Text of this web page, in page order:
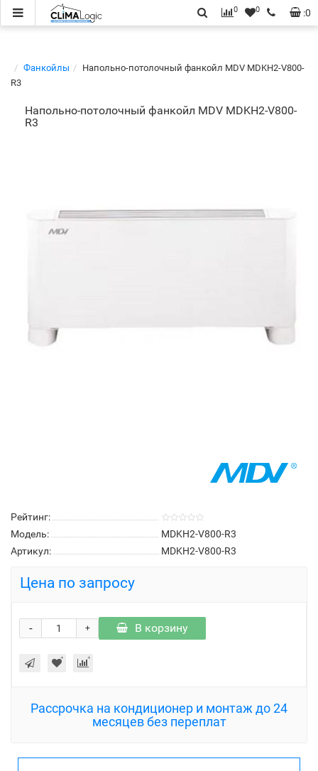
:0
0 0
Фанкойлы
Напольно-потолочный фанкойл MDV MDKH2-V800-
R3
Напольно-потолочный фанкойл MDV MDKH2-V800-
R3
Рейтинг:
Модель:
MDKH2-V800-R3
Артикул:
MDKH2-V800-R3
Цена по запросу
+
- В корзину
Рассрочка на кондиционер и монтаж до 24
месяцев без переплат